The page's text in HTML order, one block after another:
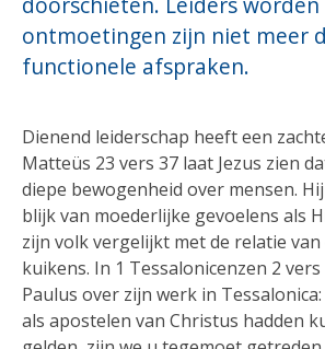
ontmoetingen zijn niet meer
functionele afspraken.
Dienend leiderschap heeft een
Matteüs 23 vers 37 laat Jezus zien
diepe bewogenheid over mensen.
blijk van moederlijke gevoelens als
zijn volk vergelijkt met de relatie
kuikens. In 1 Tessalonicenzen 2
Paulus over zijn werk in
als apostelen van Christus hadden